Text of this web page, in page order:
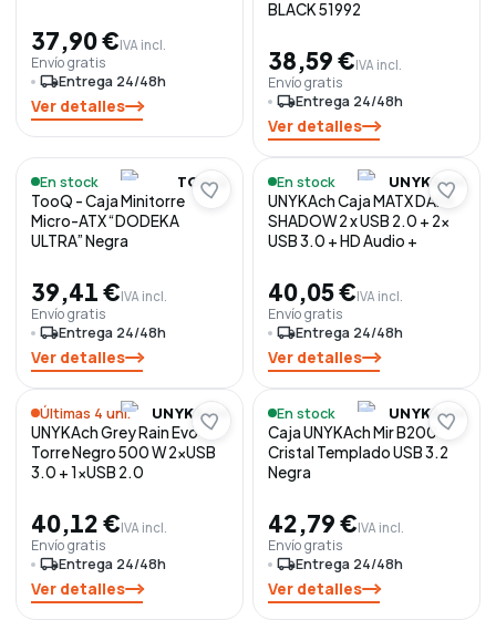
37,90 €IVA incl.
Envío gratis
local_shippingEntrega 24/48h
Ver detalles
BLACK 51992
38,59 €IVA incl.
Envío gratis
local_shippingEntrega 24/48h
Ver detalles
En stock TOOQ
TooQ - Caja Minitorre
Micro-ATX “DODEKA
ULTRA” Negra
39,41 €IVA incl.
Envío gratis
local_shippingEntrega 24/48h
Ver detalles
En stock UNYKACH
UNYKAch Caja MATX DARK
SHADOW 2 x USB 2.0 + 2x
USB 3.0 + HD Audio +
40,05 €IVA incl.
Envío gratis
local_shippingEntrega 24/48h
Ver detalles
Últimas 4 uni. UNYKACH
UNYKAch Grey Rain Evo
Torre Negro 500 W 2xUSB
3.0 + 1xUSB 2.0
40,12 €IVA incl.
Envío gratis
local_shippingEntrega 24/48h
Ver detalles
En stock UNYKACH
Caja UNYKAch Mir B200
Cristal Templado USB 3.2
Negra
42,79 €IVA incl.
Envío gratis
local_shippingEntrega 24/48h
Ver detalles